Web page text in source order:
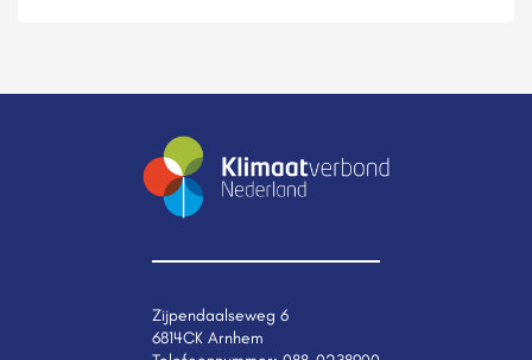
Zijpendaalseweg 6
6814CK Arnhem